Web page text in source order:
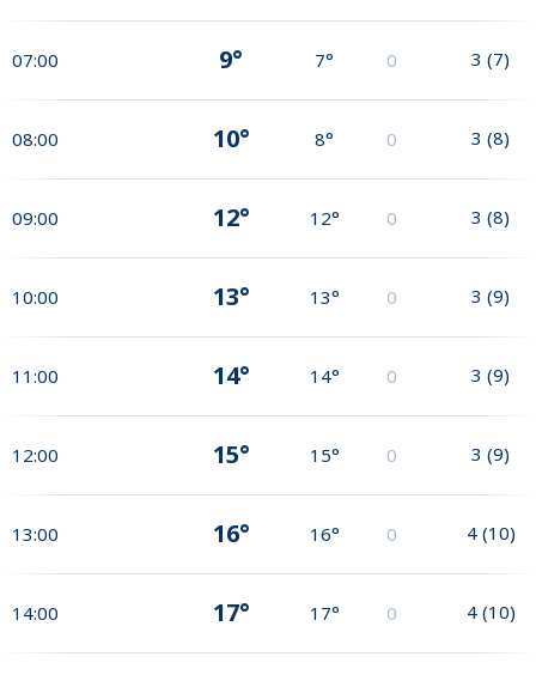
07:00 9° 7° 0 3 (7)
08:00 10° 8° 0 3 (8)
09:00 12° 12° 0 3 (8)
10:00 13° 13° 0 3 (9)
11:00 14° 14° 0 3 (9)
12:00 15° 15° 0 3 (9)
13:00 16° 16° 0 4 (10)
14:00 17° 17° 0 4 (10)